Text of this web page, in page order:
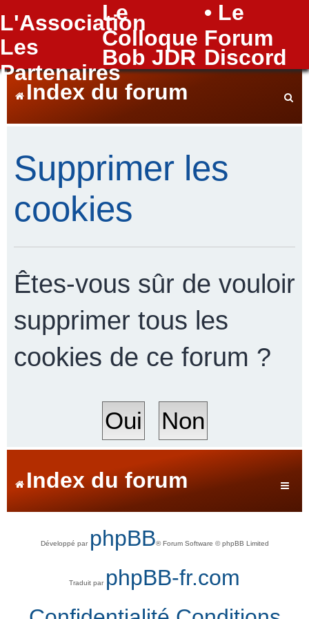
L'Association
Le
Colloque
• Le
Forum
Les
Partenaires
Bob JDR Discord
FAQ
Index du forum
h
h
e
Supprimer les
cookies
Êtes-vous sûr de vouloir
supprimer tous les
cookies de ce forum ?
Index du forum
Développé par phpBB® Forum Software © phpBB Limited
Traduit par phpBB-fr.com